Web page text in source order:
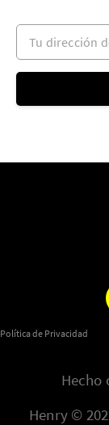
Tu dirección de
Política de Privacidad
Hecho
Henry ©